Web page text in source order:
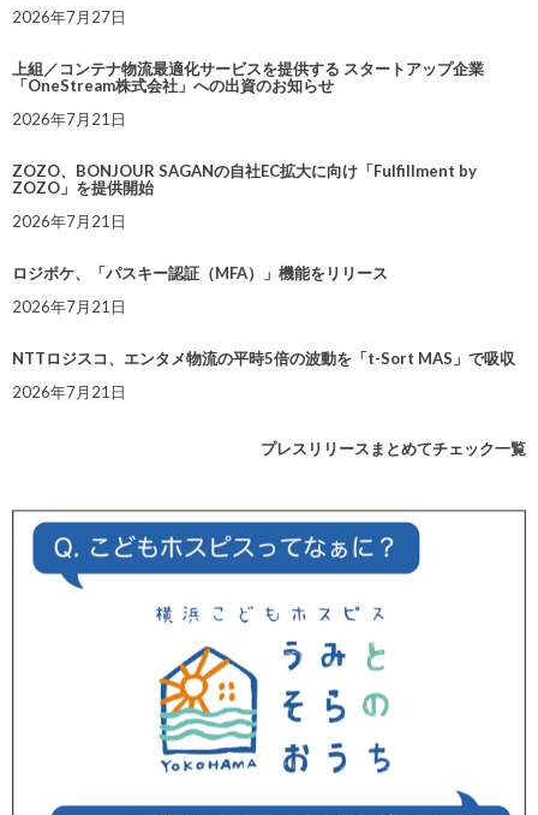
2026年7月27日
上組／コンテナ物流最適化サービスを提供する スタートアップ企業
「OneStream株式会社」への出資のお知らせ
2026年7月21日
ZOZO、BONJOUR SAGANの自社EC拡大に向け「Fulfillment by
ZOZO」を提供開始
2026年7月21日
ロジポケ、「パスキー認証（MFA）」機能をリリース
2026年7月21日
NTTロジスコ、エンタメ物流の平時5倍の波動を「t-Sort MAS」で吸収
2026年7月21日
プレスリリースまとめてチェック一覧